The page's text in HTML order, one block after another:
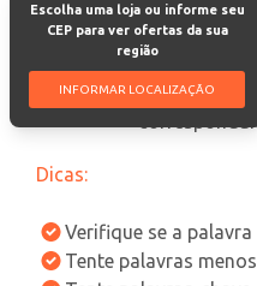
Escolha uma loja ou informe seu
CEP para ver ofertas da sua
região
INFORMAR LOCALIZAÇÃO
oops, não
Dicas:
Verifique se a
Tente palavras